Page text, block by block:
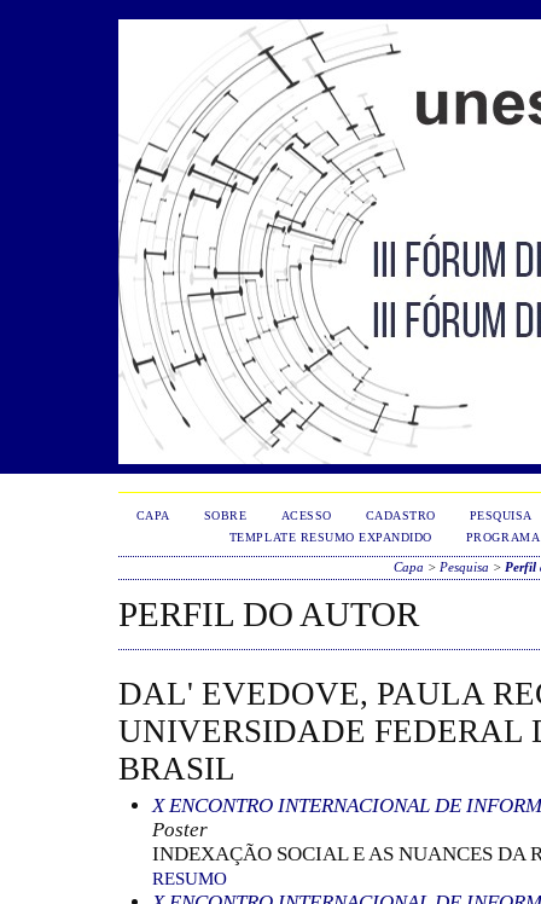
CAPA SOBRE ACESSO CADASTRO
PESQUISA
TEMPLATE RESUMO EXPANDIDO
PROGRAMA
Capa > Pesquisa > Perfil
PERFIL DO AUTOR
DAL' EVEDOVE, PAULA
UNIVERSIDADE FEDERAL
BRASIL
X ENCONTRO INTERNACIONAL DE
Poster
INDEXAÇÃO SOCIAL E AS NUANCES DA
RESUMO